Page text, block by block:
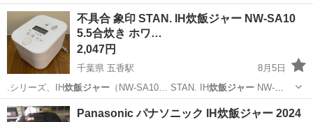
保存できる…
広島 広島市 舟入南駅
不具合 象印 STAN. IH炊飯ジャー NW-SA10
5.5合炊き ホワ…
2,047円
千葉県 五香駅
8月5日
.シリーズ、IH炊飯ジャー（NW-SA10… STAN. IH炊飯ジャーNW-
SA10…
千葉 松戸市 キッチン家電
Panasonic パナソニック IH炊飯ジャー 2024